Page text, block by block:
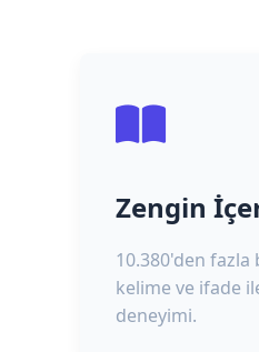
Zengin
10.380'den fazla
kelime ve ifade
deneyimi.